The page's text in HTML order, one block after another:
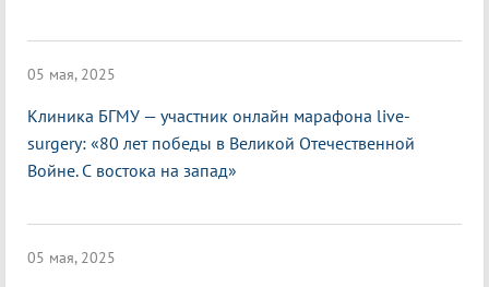
05 мая, 2025
Клиника БГМУ — участник онлайн марафона live-
surgery: «80 лет победы в Великой Отечественной
Войне. С востока на запад»
05 мая, 2025